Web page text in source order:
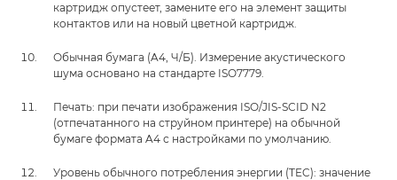
картридж опустеет, замените его на элемент защиты
контактов или на новый цветной картридж.
Обычная бумага (A4, Ч/Б). Измерение акустического
шума основано на стандарте ISO7779.
Печать: при печати изображения ISO/JIS-SCID N2
(отпечатанного на струйном принтере) на обычной
бумаге формата A4 с настройками по умолчанию.
Уровень обычного потребления энергии (TEC): значение